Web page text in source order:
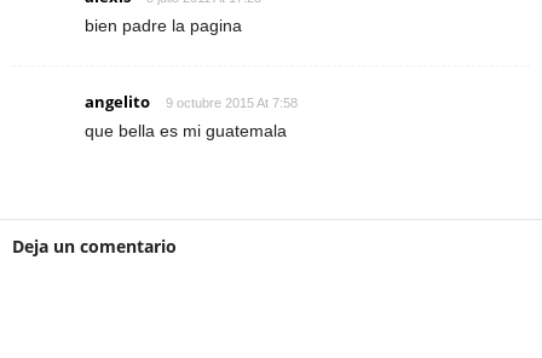
bien padre la pagina
angelito 9 octubre 2015 At 7:58
que bella es mi guatemala
Deja un comentario